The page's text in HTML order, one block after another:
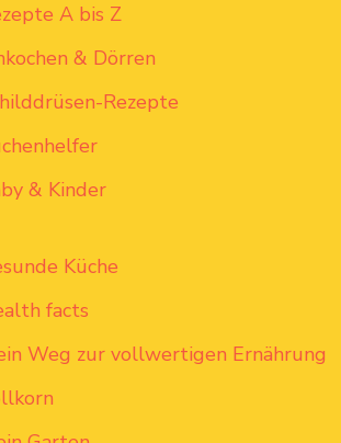
A bis Z
& Dörren
Rezepte
& Kinder
Küche
facts
Weg zur vollwertigen Ernährung